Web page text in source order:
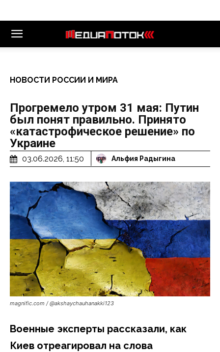
НОВОСТИ РОССИИ И МИРА
Прогремело утром 31 мая: Путин
был понят правильно. Принято
«катастрофическое решение» по
Украине
03.06.2026, 11:50 Альфия Радыгина
magnific.com / @akshaychauhanakki123
Военные эксперты рассказали, как
Киев отреагировал на слова